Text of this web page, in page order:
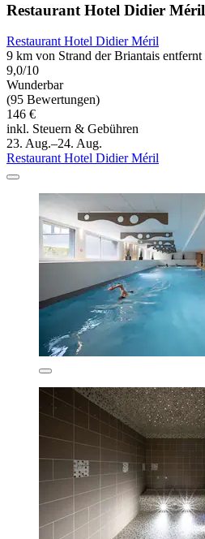
Restaurant Hotel Didier Méril
Restaurant Hotel Didier Méril
9 km von Strand der Briantais entfernt
9,0/10
Wunderbar
(95 Bewertungen)
146 €
inkl. Steuern & Gebühren
23. Aug.–24. Aug.
Restaurant Hotel Didier Méril